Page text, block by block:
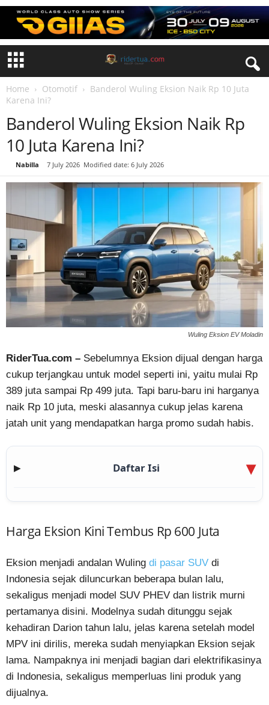
Home Otomotif
Banderol Wuling Eksion Naik Rp 10 Juta
Karena Ini?
Banderol Wuling Eksion Naik Rp
10 Juta Karena Ini?
Nabilla 7 July 2026 Modified date: 6 July 2026
Wuling Eksion EV Moladin
RiderTua.com – Sebelumnya Eksion dijual dengan harga
cukup terjangkau untuk model seperti ini, yaitu mulai Rp
389 juta sampai Rp 499 juta. Tapi baru-baru ini harganya
naik Rp 10 juta, meski alasannya cukup jelas karena
jatah unit yang mendapatkan harga promo sudah habis.
▶ Daftar Isi
Harga Eksion Kini Tembus Rp 600 Juta
Eksion menjadi andalan Wuling di pasar SUV di
Indonesia sejak diluncurkan beberapa bulan lalu,
sekaligus menjadi model SUV PHEV dan listrik murni
pertamanya disini. Modelnya sudah ditunggu sejak
kehadiran Darion tahun lalu, jelas karena setelah model
MPV ini dirilis, mereka sudah menyiapkan Eksion sejak
lama. Nampaknya ini menjadi bagian dari elektrifikasinya
di Indonesia, sekaligus memperluas lini produk yang
dijualnya.